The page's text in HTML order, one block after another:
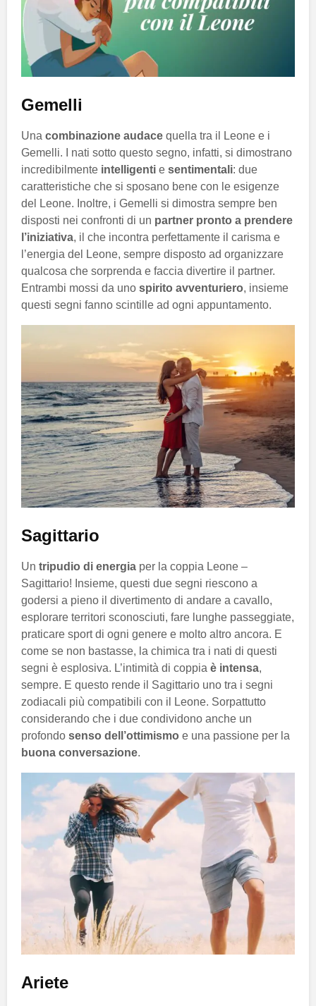
Gemelli
Una combinazione audace quella tra il Leone e i
Gemelli. I nati sotto questo segno, infatti, si dimostrano
incredibilmente intelligenti e sentimentali: due
caratteristiche che si sposano bene con le esigenze
del Leone. Inoltre, i Gemelli si dimostra sempre ben
disposti nei confronti di un partner pronto a prendere
l’iniziativa, il che incontra perfettamente il carisma e
l’energia del Leone, sempre disposto ad organizzare
qualcosa che sorprenda e faccia divertire il partner.
Entrambi mossi da uno spirito avventuriero, insieme
questi segni fanno scintille ad ogni appuntamento.
Sagittario
Un tripudio di energia per la coppia Leone –
Sagittario! Insieme, questi due segni riescono a
godersi a pieno il divertimento di andare a cavallo,
esplorare territori sconosciuti, fare lunghe passeggiate,
praticare sport di ogni genere e molto altro ancora. E
come se non bastasse, la chimica tra i nati di questi
segni è esplosiva. L’intimità di coppia è intensa,
sempre. E questo rende il Sagittario uno tra i segni
zodiacali più compatibili con il Leone. Sorpattutto
considerando che i due condividono anche un
profondo senso dell’ottimismo e una passione per la
buona conversazione.
Ariete